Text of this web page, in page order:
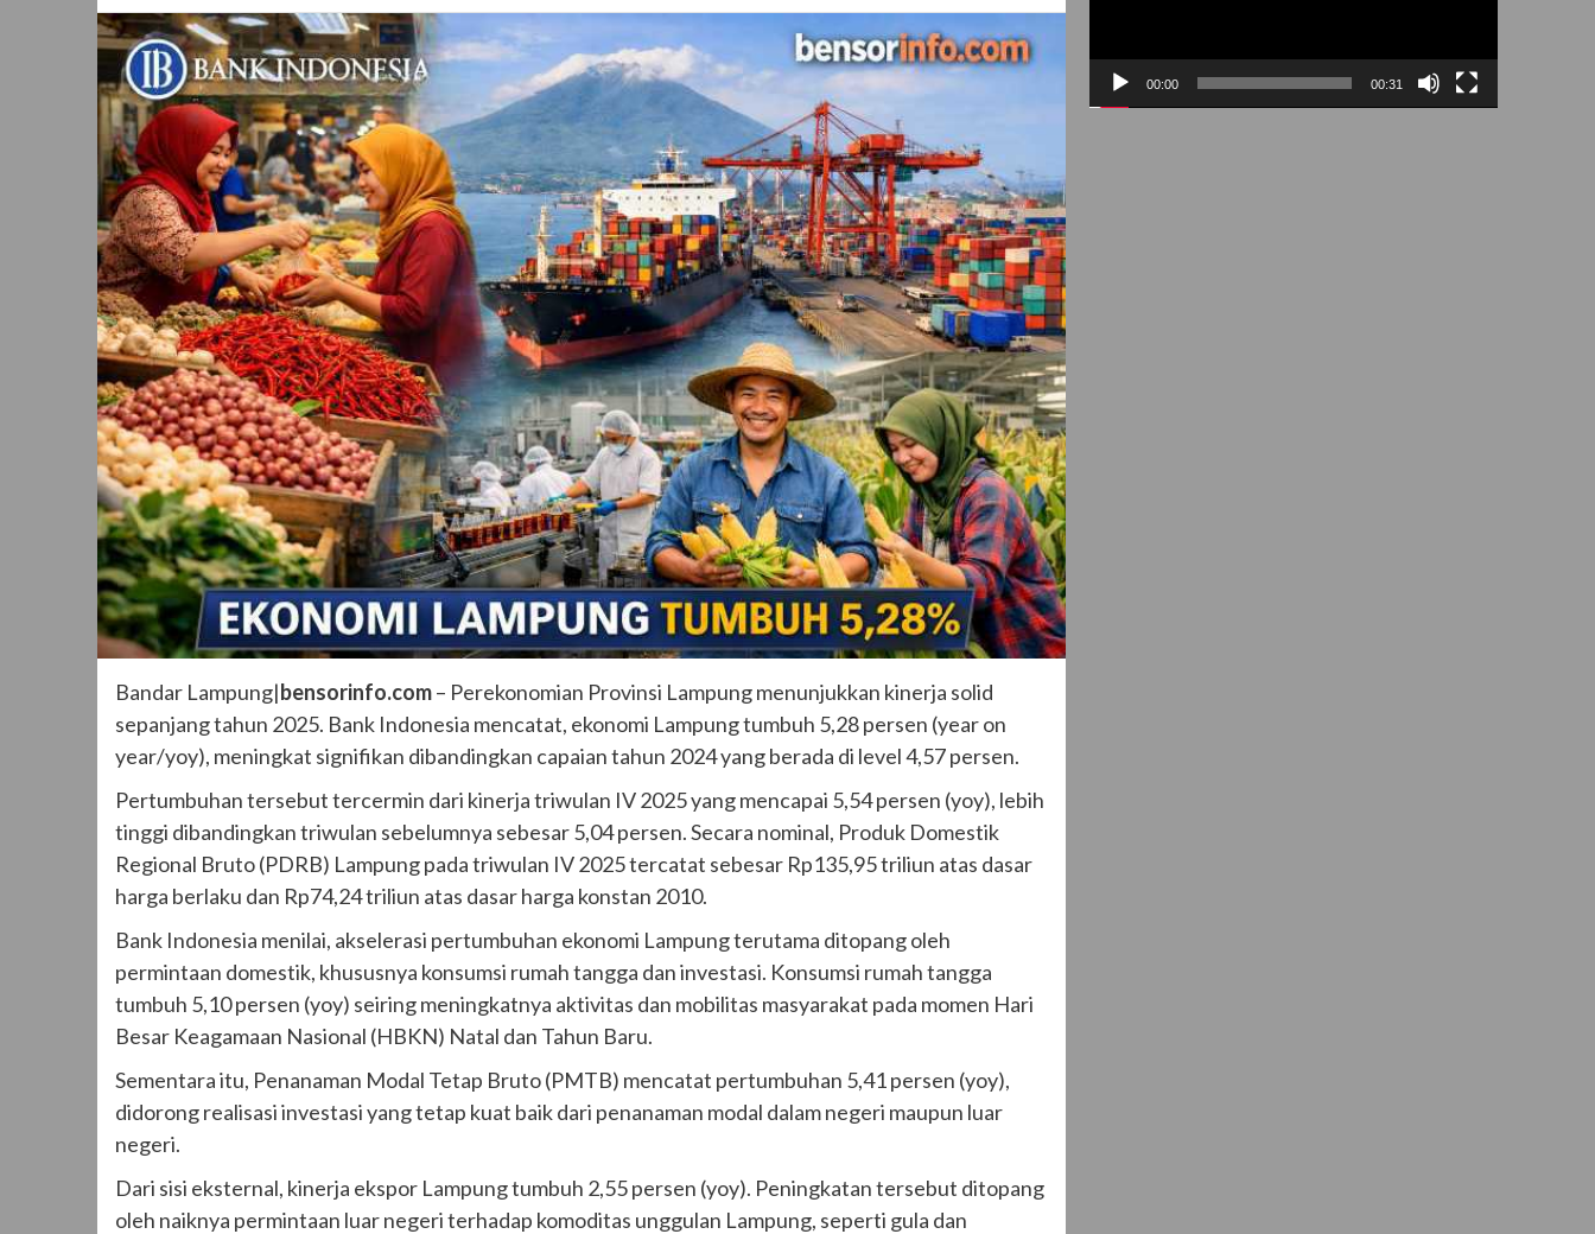
Bandar Lampung|bensorinfo.com– Perekonomian Provinsi Lampung menunjukkan kinerja solid
sepanjang tahun 2025. Bank Indonesia mencatat, ekonomi Lampung tumbuh 5,28 persen (year on
year/yoy), meningkat signifikan dibandingkan capaian tahun 2024 yang berada di level 4,57 persen.
Pertumbuhan tersebut tercermin dari kinerja triwulan IV 2025 yang mencapai 5,54 persen (yoy), lebih
tinggi dibandingkan triwulan sebelumnya sebesar 5,04 persen. Secara nominal, Produk Domestik
Regional Bruto (PDRB) Lampung pada triwulan IV 2025 tercatat sebesar Rp135,95 triliun atas dasar
harga berlaku dan Rp74,24 triliun atas dasar harga konstan 2010.
Bank Indonesia menilai, akselerasi pertumbuhan ekonomi Lampung terutama ditopang oleh
permintaan domestik, khususnya konsumsi rumah tangga dan investasi. Konsumsi rumah tangga
tumbuh 5,10 persen (yoy) seiring meningkatnya aktivitas dan mobilitas masyarakat pada momen Hari
Besar Keagamaan Nasional (HBKN) Natal dan Tahun Baru.
Sementara itu, Penanaman Modal Tetap Bruto (PMTB) mencatat pertumbuhan 5,41 persen (yoy),
didorong realisasi investasi yang tetap kuat baik dari penanaman modal dalam negeri maupun luar
negeri.
Dari sisi eksternal, kinerja ekspor Lampung tumbuh 2,55 persen (yoy). Peningkatan tersebut ditopang
oleh naiknya permintaan luar negeri terhadap komoditas unggulan Lampung, seperti gula dan
00:00 00:31